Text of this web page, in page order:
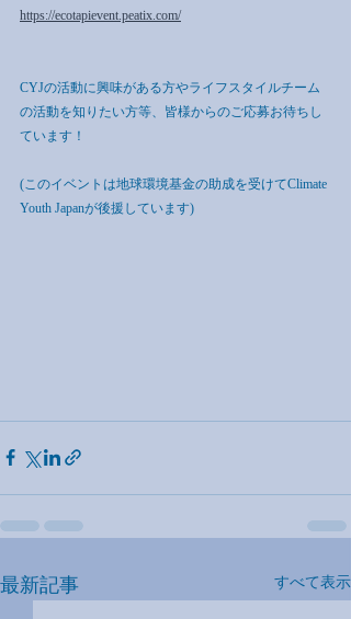
https://ecotapievent.peatix.com/
CYJの活動に興味がある方やライフスタイルチーム
の活動を知りたい方等、皆様からのご応募お待ちし
ています！
(このイベントは地球環境基金の助成を受けてClimate
Youth Japanが後援しています)
最新記事 すべて表示